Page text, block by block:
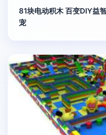
81块电动积木 百变DIY益
宠